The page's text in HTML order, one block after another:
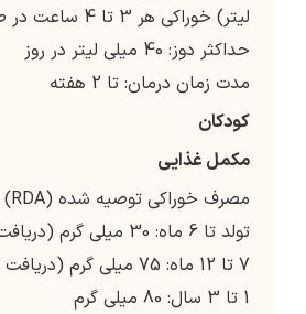
لیتر) خوراکی هر 3 تا 4 ساعت در صورت نیاز
حداکثر دوز: 40 میلی لیتر در روز
مدت زمان درمان: تا 2 هفته
کودکان
مکمل غذایی
مصرف خوراکی توصیه شده (RDA) برای منیزیم :
تولد تا 6 ماه: 30 میلی گرم (دریافت کافی)
7 تا 12 ماه: 75 میلی گرم (دریافت کافی)
1 تا 3 سال: 80 میلی گرم